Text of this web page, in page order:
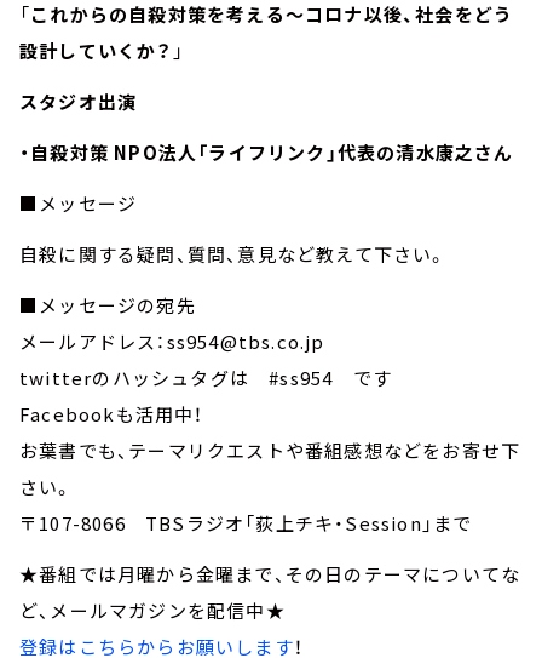
「これからの自殺対策を考える～コロナ以後、社会をどう
設計していくか？ 」
スタジオ出演
・自殺対策 NPO法人「ライフリンク」代表の清水康之さん
■メッセージ
自殺に関する疑問、質問、意見など教えて下さい。
■メッセージの宛先
メールアドレス：ss954@tbs.co.jp
twitterのハッシュタグは #ss954 です
Facebookも活用中！
お葉書でも、テーマリクエストや番組感想などをお寄せ下
さい。
〒107-8066 TBSラジオ「荻上チキ・Session」まで
★番組では月曜から金曜まで、その日のテーマについてな
ど、メールマガジンを配信中★
登録はこちらからお願いします！